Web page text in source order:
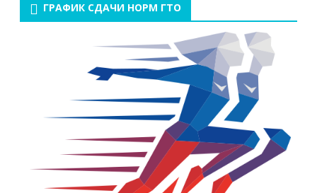
ГРАФИК СДАЧИ НОРМ ГТО